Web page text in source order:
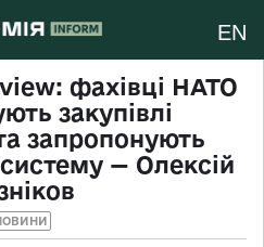
EN
фахівці НАТО
закупівлі
запропонують
— Олексій